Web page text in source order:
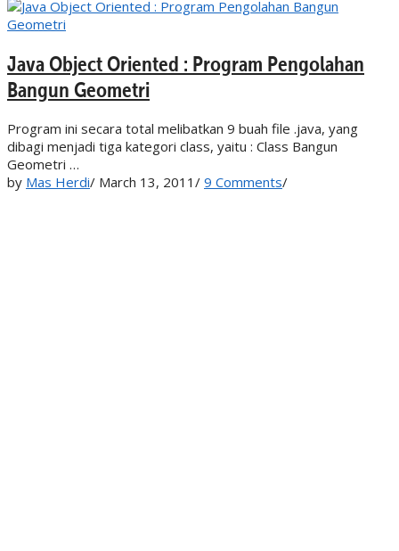
Java Object Oriented : Program Pengolahan
Bangun Geometri
Program ini secara total melibatkan 9 buah file .java, yang
dibagi menjadi tiga kategori class, yaitu : Class Bangun
Geometri …
by Mas Herdi/ March 13, 2011 / 9 Comments/